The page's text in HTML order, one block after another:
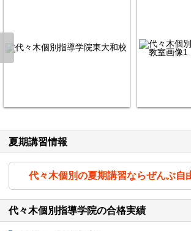
夏期講習情報
代々木個別の夏期講習ならぜんぶ自
代々木個別指導学院の合格実績